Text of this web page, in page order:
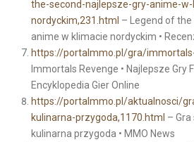
the-second-najlepsze-gry-anime-
nordyckim,231.html – Legend of
anime w klimacie nordyckim •
https://portalmmo.pl/gra/
Immortals Revenge • Najlepsze Gry
Encyklopedia Gier Online
https://portalmmo.pl/aktualnosci/
kulinarna-przygoda,1170.html –
kulinarna przygoda • MMO News